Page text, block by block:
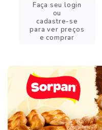
Faça seu login
ou
cadastre-se
para ver preços
e comprar